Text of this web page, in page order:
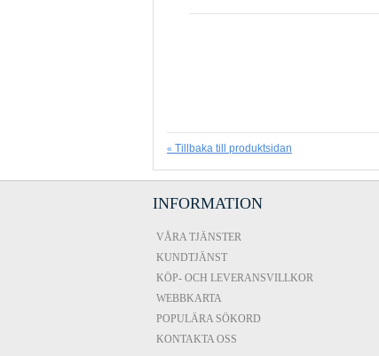
« Tillbaka till produktsidan
INFORMATION
VÅRA TJÄNSTER
KUNDTJÄNST
KÖP- OCH LEVERANSVILLKOR
WEBBKARTA
POPULÄRA SÖKORD
KONTAKTA OSS